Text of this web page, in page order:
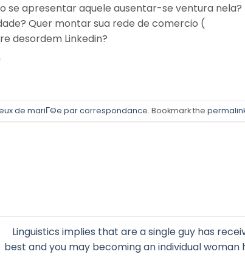
se apresentar aquele ausentar-se ventura nela?
Quer montar sua rede de comercio (
desordem Linkedin?
de mariГ©e par correspondance. Bookmark the
Linguistics implies that are a single guy has
best and you may becoming an individual woman